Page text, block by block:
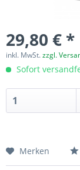
29,80 € *
inkl. MwSt.zzgl.
Sofort
Merken